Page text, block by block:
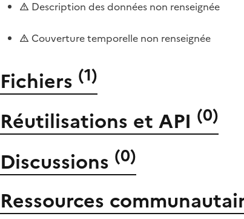
Description des données non renseignée
Couverture temporelle non renseignée
Fichiers (1)
Réutilisations et API (0)
Discussions (0)
Ressources